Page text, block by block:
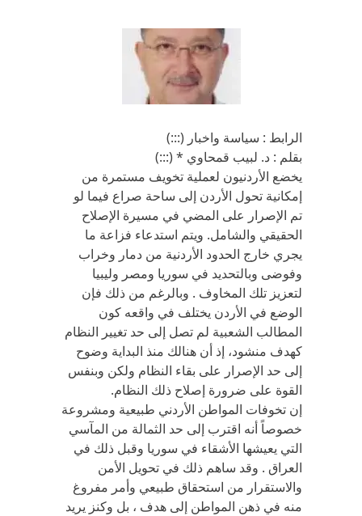
الرابط : سياسة واخبار (:::)
بقلم : د. لبيب قمحاوي * (:::)
يخضع الأردنيون لعملية تخويف مستمرة من
إمكانية تحول الأردن إلى ساحة صراع فيما لو
تم الإصرار على المضي في مسيرة الإصلاح
الحقيقي والشامل. ويتم استدعاء فزاعة ما
يجري خارج الحدود الأردنية من دمار وخراب
وفوضى وبالتحديد في سوريا ومصر وليبيا
لتعزيز تلك المخاوف . وبالرغم من ذلك فإن
الوضع في الأردن يختلف في واقعه كون
المطالب الشعبية لم تصل إلى حد تغيير النظام
كهدف منشود، إذ أن هنالك منذ البداية وضوح
إلى حد الإصرار على بقاء النظام ولكن وبنفس
القوة على ضرورة إصلاح ذلك النظام.
إن تخوفات المواطن الأردني طبيعية ومشروعة
خصوصاً أنه اقترب إلى حد الثمالة من المآسي
التي يعيشها الأشقاء في سوريا وقبل ذلك في
العراق . وقد ساهم ذلك في تحويل الأمن
والاستقرار من استحقاق طبيعي وأمر مفروغ
منه في ذهن المواطن إلى هدف ، بل وكنز يريد